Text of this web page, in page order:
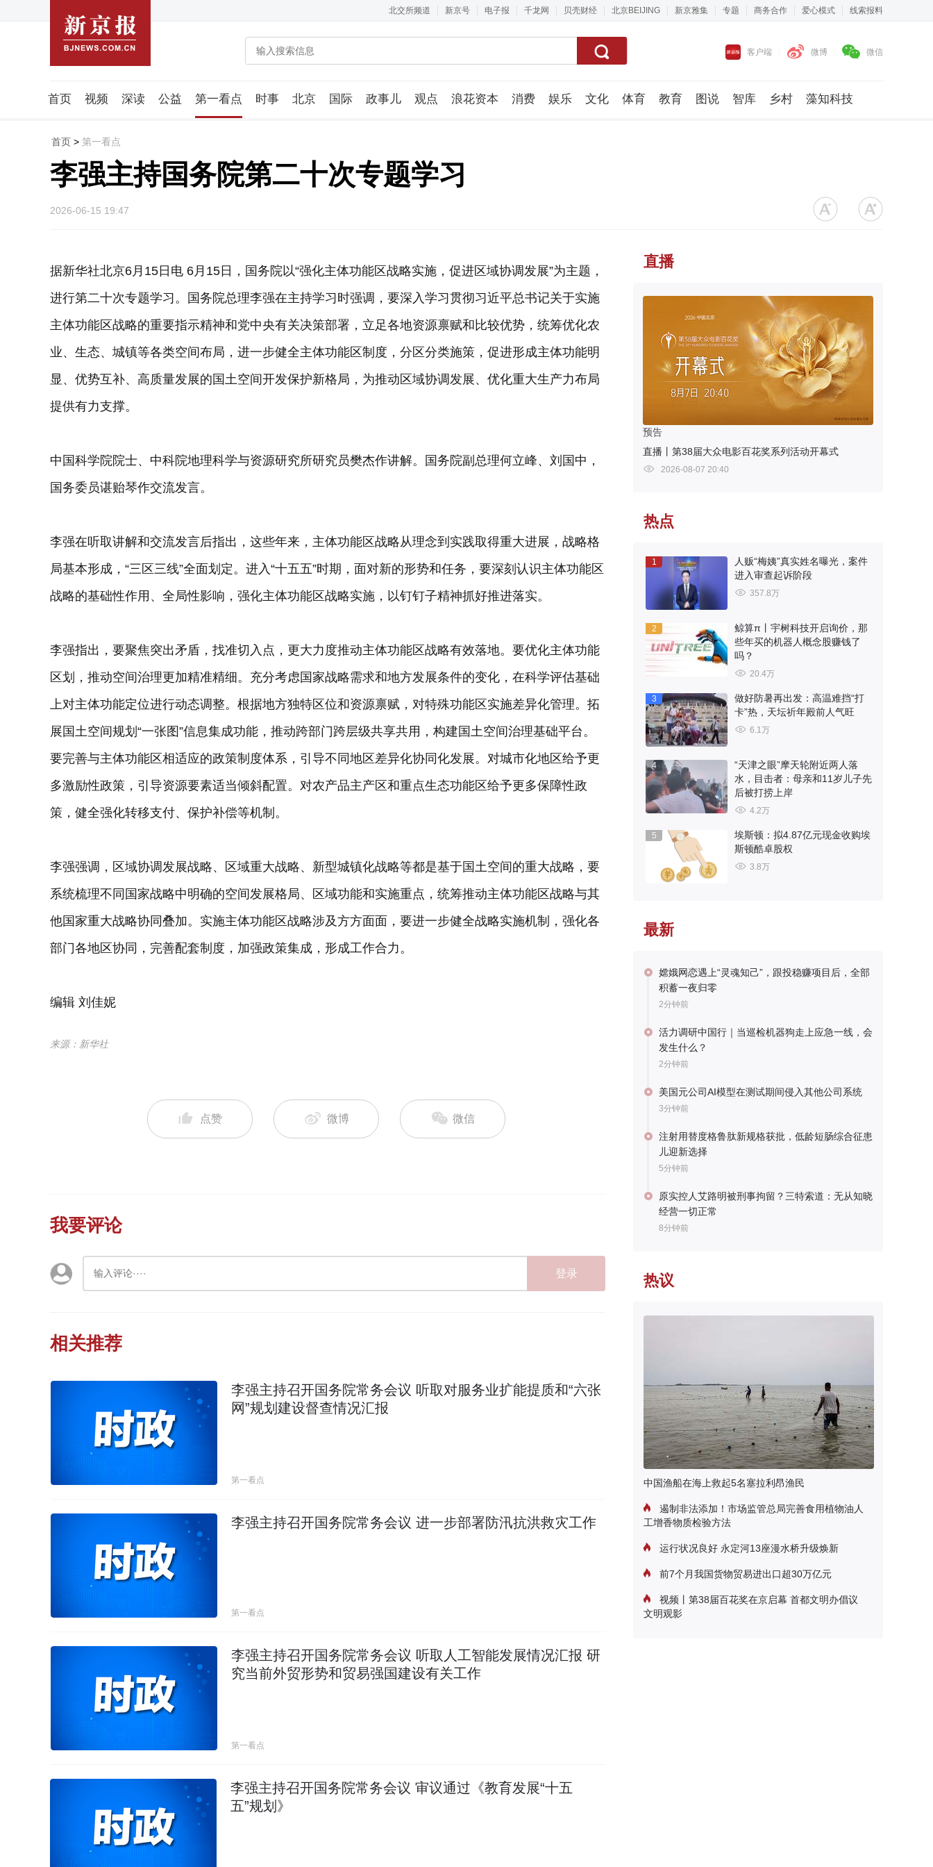
北交所频道 新京号 电子报 千龙网 贝壳财经 北京BEIJING 新京雅集 专题 商务合作 爱心模式 线索报料
客户端 微博 微信
首页 视频 深读 公益 第一看点 时事 北京 国际 政事儿 观点 浪花资本 消费 娱乐 文化 体育 教育 图说 智库 乡村 藻知科技
潮流智造局
首页 > 第一看点
李强主持国务院第二十次专题学习
2026-06-15 19:47
据新华社北京6月15日电 6月15日，国务院以“强化主体功能区战略实施，促进区域协调发展”为主题，
进行第二十次专题学习。国务院总理李强在主持学习时强调，要深入学习贯彻习近平总书记关于实施
主体功能区战略的重要指示精神和党中央有关决策部署，立足各地资源禀赋和比较优势，统筹优化农
业、生态、城镇等各类空间布局，进一步健全主体功能区制度，分区分类施策，促进形成主体功能明
显、优势互补、高质量发展的国土空间开发保护新格局，为推动区域协调发展、优化重大生产力布局
提供有力支撑。
中国科学院院士、中科院地理科学与资源研究所研究员樊杰作讲解。国务院副总理何立峰、刘国中，
国务委员谌贻琴作交流发言。
李强在听取讲解和交流发言后指出，这些年来，主体功能区战略从理念到实践取得重大进展，战略格
局基本形成，“三区三线”全面划定。进入“十五五”时期，面对新的形势和任务，要深刻认识主体功能区
战略的基础性作用、全局性影响，强化主体功能区战略实施，以钉钉子精神抓好推进落实。
李强指出，要聚焦突出矛盾，找准切入点，更大力度推动主体功能区战略有效落地。要优化主体功能
区划，推动空间治理更加精准精细。充分考虑国家战略需求和地方发展条件的变化，在科学评估基础
上对主体功能定位进行动态调整。根据地方独特区位和资源禀赋，对特殊功能区实施差异化管理。拓
展国土空间规划“一张图”信息集成功能，推动跨部门跨层级共享共用，构建国土空间治理基础平台。
要完善与主体功能区相适应的政策制度体系，引导不同地区差异化协同化发展。对城市化地区给予更
多激励性政策，引导资源要素适当倾斜配置。对农产品主产区和重点生态功能区给予更多保障性政
策，健全强化转移支付、保护补偿等机制。
李强强调，区域协调发展战略、区域重大战略、新型城镇化战略等都是基于国土空间的重大战略，要
系统梳理不同国家战略中明确的空间发展格局、区域功能和实施重点，统筹推动主体功能区战略与其
他国家重大战略协同叠加。实施主体功能区战略涉及方方面面，要进一步健全战略实施机制，强化各
部门各地区协同，完善配套制度，加强政策集成，形成工作合力。
编辑 刘佳妮
来源：新华社
点赞 微博 微信
我要评论
登录
相关推荐
李强主持召开国务院常务会议 听取对服务业扩能提质和“六张
网”规划建设督查情况汇报
第一看点
李强主持召开国务院常务会议 进一步部署防汛抗洪救灾工作
第一看点
李强主持召开国务院常务会议 听取人工智能发展情况汇报 研
究当前外贸形势和贸易强国建设有关工作
第一看点
李强主持召开国务院常务会议 审议通过《教育发展“十五
五”规划》
直播
预告
直播丨第38届大众电影百花奖系列活动开幕式
2026-08-07 20:40
热点
1
人贩“梅姨”真实姓名曝光，案件
进入审查起诉阶段
357.8万
2
鲸算π丨宇树科技开启询价，那
些年买的机器人概念股赚钱了
吗？
20.4万
3
做好防暑再出发：高温难挡“打
卡”热，天坛祈年殿前人气旺
6.1万
4
“天津之眼”摩天轮附近两人落
水，目击者：母亲和11岁儿子先
后被打捞上岸
4.2万
5
埃斯顿：拟4.87亿元现金收购埃
斯顿酷卓股权
3.8万
最新
嫦娥网恋遇上“灵魂知己”，跟投稳赚项目后，全部
积蓄一夜归零
2分钟前
活力调研中国行｜当巡检机器狗走上应急一线，会
发生什么？
2分钟前
美国元公司AI模型在测试期间侵入其他公司系统
3分钟前
注射用替度格鲁肽新规格获批，低龄短肠综合征患
儿迎新选择
5分钟前
原实控人艾路明被刑事拘留？三特索道：无从知晓
经营一切正常
8分钟前
热议
中国渔船在海上救起5名塞拉利昂渔民
遏制非法添加！市场监管总局完善食用植物油人
工增香物质检验方法
运行状况良好 永定河13座漫水桥升级焕新
前7个月我国货物贸易进出口超30万亿元
视频丨第38届百花奖在京启幕 首都文明办倡议
文明观影